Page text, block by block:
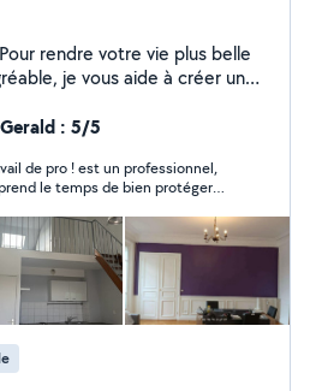
je vous aide à créer un
peintre professionnel
spécialisé dans la rénovation
soigné, respect des
vous garantis un
et durable, réalisé avec détail
complet, avec l'appui
et
en fonction des travaux
: 5/5
de pro ! est un professionnel,
le temps de bien protéger
! Je recommande vivement !!